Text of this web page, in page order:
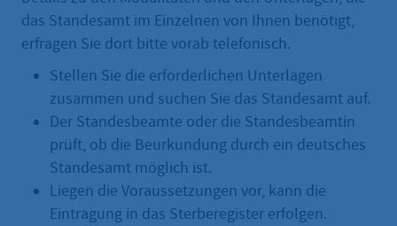
das Standesamt im Einzelnen von Ihnen benötigt,
erfragen Sie dort bitte vorab telefonisch.
Stellen Sie die erforderlichen Unterlagen
zusammen und suchen Sie das Standesamt auf.
Der Standesbeamte oder die Standesbeamtin
prüft, ob die Beurkundung durch ein deutsches
Standesamt möglich ist.
Liegen die Voraussetzungen vor, kann die
Eintragung in das Sterberegister erfolgen.